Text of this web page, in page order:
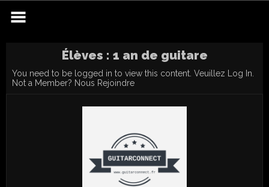
content
Élèves : 1 an de guitare
You need to be logged in to view this content. Veuillez Log In
Not a Member? Nous Rejoindre